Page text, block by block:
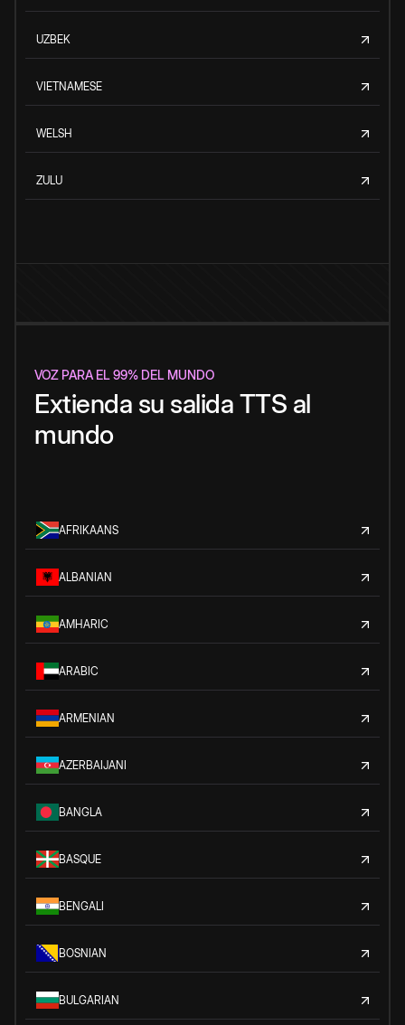
UZBEK
VIETNAMESE
WELSH
ZULU
VOZ PARA EL 99% DEL MUNDO
Extienda su salida TTS al
mundo
AFRIKAANS
ALBANIAN
AMHARIC
ARABIC
ARMENIAN
AZERBAIJANI
BANGLA
BASQUE
BENGALI
BOSNIAN
BULGARIAN